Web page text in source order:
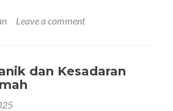
Leave a comment
dan Kesadaran